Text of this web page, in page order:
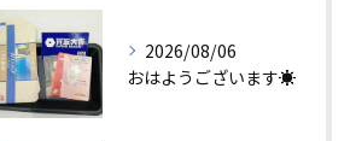
2026/08/06
おはようございます☀